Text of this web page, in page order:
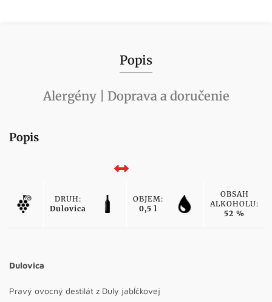
Popis
Alergény | Doprava a doručenie
Popis
DRUH:
Dulovica
OBJEM:
0,5 l
OBSAH
ALKOHOLU:
52 %
Dulovica
Pravý ovocný destilát z Duly jabĺčkovej